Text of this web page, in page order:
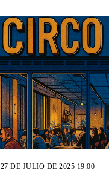
27 DE JULIO DE 2025 19:00